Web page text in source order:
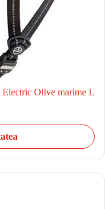
Electric Olive marime L